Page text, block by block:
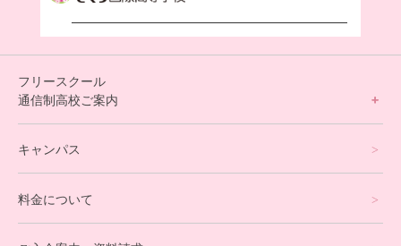
フリースクール
通信制高校ご案内
オンラインコース
キャンパス
料金について